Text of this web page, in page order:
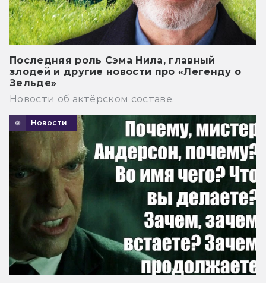
Последняя роль Сэма Нила, главный
злодей и другие новости про «Легенду о
Зельде»
Новости об актёрском составе.
Новости